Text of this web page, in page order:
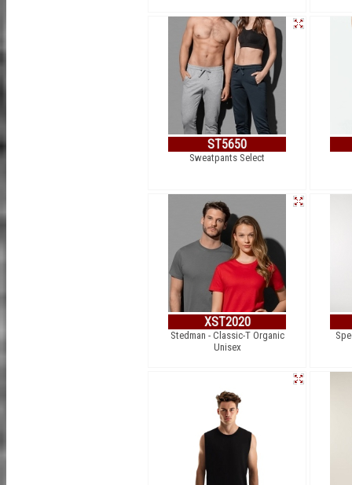
ST5650
Sweatpants Select
XST2020
Stedman - Classic-T Organic
Unisex